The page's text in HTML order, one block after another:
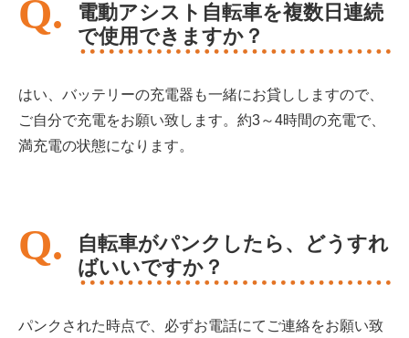
電動アシスト自転車を複数日連続
で使用できますか？
はい、バッテリーの充電器も一緒にお貸ししますので、
ご自分で充電をお願い致します。約3～4時間の充電で、
満充電の状態になります。
自転車がパンクしたら、どうすれ
ばいいですか？
パンクされた時点で、必ずお電話にてご連絡をお願い致